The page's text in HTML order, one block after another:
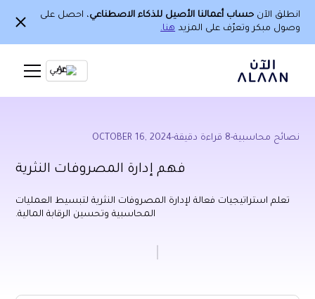
انطلق الآن حساب أعمالنا الأصيل للذكاء الاصطناعي، احصل على
وصول مبكر وتعرّف على المزيد هنا.
Ar
نصائح محاسبية-
8 قراءة دقيقة-
OCTOBER 16, 2024
فهم إدارة المصروفات النثرية
تعلم استراتيجيات فعالة لإدارة المصروفات النثرية لتبسيط العمليات
المحاسبية وتحسين الرقابة المالية.